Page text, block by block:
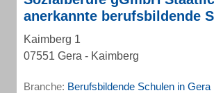
anerkannte berufsbildende
Kaimberg 1
07551 Gera - Kaimberg
Branche: Berufsbildende Schulen in Gera